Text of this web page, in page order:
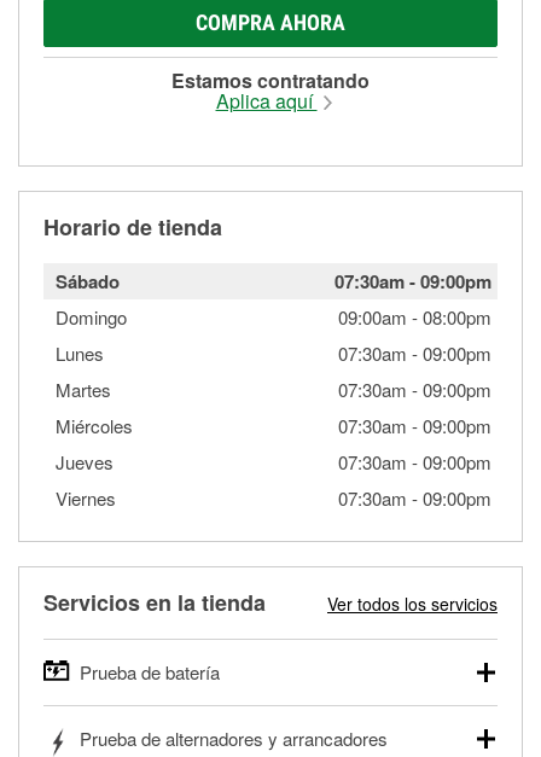
COMPRA AHORA
Estamos contratando
Aplica aquí
Horario de tienda
Sábado 07:30am-09:00pm
Domingo 09:00am -08:00pm
Lunes
07:30am -09:00pm
Martes
07:30am -09:00pm
Miércoles
07:30am -09:00pm
Jueves
07:30am -09:00pm
Viernes
07:30am -09:00pm
Servicios en la tienda Ver todos los servicios
Prueba de batería
autos, camionetas, SUVs, vehículos comerciales y
Prueba de alternadores y arrancadores